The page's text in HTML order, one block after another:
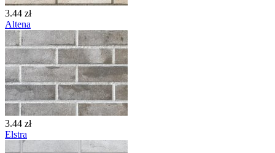
3.44 zł
Altena
3.44 zł
Elstra